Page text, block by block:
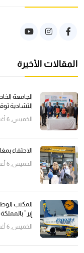
المقالات الأخيرة
الجامعة
التشادية
الخميس, 6 أغسطس 2026, 23:32
الاحتفاء
الخميس, 6 أغسطس 2026, 19:42
المكتب
إير” بالمملكة
الخميس, 6 أغسطس 2026, 16:00